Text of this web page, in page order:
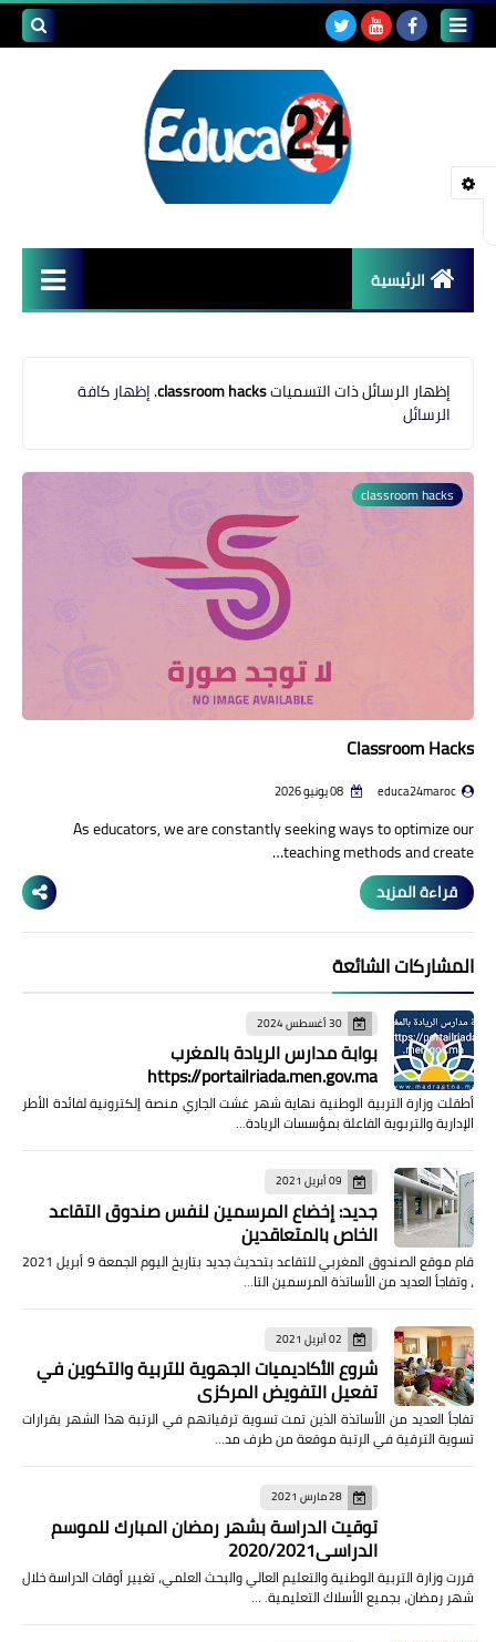
الرئيسية
قضايا تربوية
مشاكل التعليم
منوعات إخبارية
مواضيع تربوية
وثائق تربوية
الشؤون الاجتماعية لأسرة
التعليم
‏إظهار الرسائل ذات التسمياتclassroom hacks
.إظهار كافة
الرسائل
classroom hacks
Classroom Hacks
educa24maroc
As educators, we are constantly seeking ways to optimize our
teaching methods and create…
قراءة المزيد
المشاركات الشائعة
30 أغسطس 2024
بوابة مدارس الريادة بالمغرب
https://portailriada.men.gov.ma
أطقلت وزارة التربية الوطنية نهاية شهر غشت الجاري منصة إلكترونية لفائدة الأطر
الإدارية والتربوية الفاعلة بمؤسسات الريادة…
09 أبريل 2021
جديد: إخضاع المرسمين لنفس صندوق التقاعد
الخاص بالمتعاقدين
قام موقع الصندوق المغربي للتقاعد بتحديث جديد بتاريخ اليوم الجمعة 9 أبريل 2021
، وتفاجأ العديد من الأساتذة المرسمين التا…
02 أبريل 2021
شروع الأكاديميات الجهوية للتربية والتكوين في
تفعيل التفويض المركزي
تفاجأ العديد من الأساتذة الذين تمت تسوية ترقياتهم في الرتبة هذا الشهر بقرارات
تسوية الترقية في الرتبة موقعة من طرف مد…
28 مارس 2021
توقيت الدراسة بشهر رمضان المبارك للموسم
الدراسي2020/2021
قررت وزارة التربية الوطنية والتعليم العالي والبحث العلمي، تغيير أوقات الدراسة خلال
شهر رمضان، بجميع الأسلاك التعليمية. …